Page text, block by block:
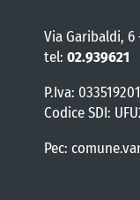
Via Garibaldi, 6
tel: 02.939621
P.Iva:
Codice SDI:
Pec: